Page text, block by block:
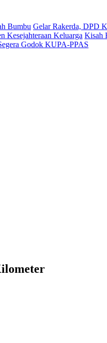
Bumbu Gelar Rakerda, DPD
Kesejahteraan Keluarga Kisah
Godok KUPA-PPAS